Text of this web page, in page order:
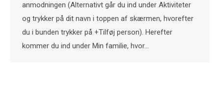
anmodningen (Alternativt går du ind under Aktiviteter
og trykker på dit navn i toppen af skærmen, hvorefter
du i bunden trykker på +Tilføj person). Herefter
kommer du ind under Min familie, hvor…